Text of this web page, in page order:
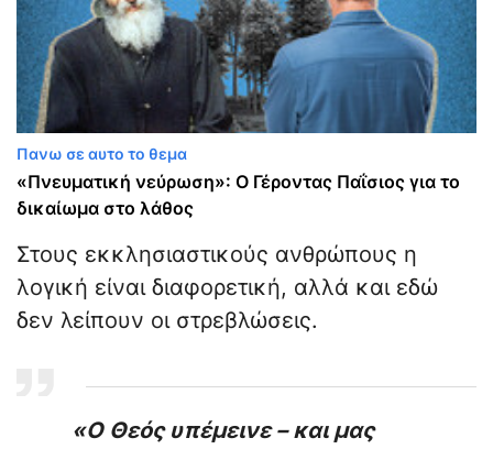
Πανω σε αυτο το θεμα
«Πνευματική νεύρωση»: Ο Γέροντας Παΐσιος για το
δικαίωμα στο λάθος
Στους εκκλησιαστικούς ανθρώπους η
λογική είναι διαφορετική, αλλά και εδώ
δεν λείπουν οι στρεβλώσεις.
«Ο Θεός υπέμεινε – και μας